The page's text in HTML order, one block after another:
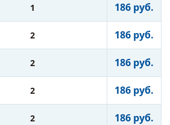
1 186 руб.
2 186 руб.
2 186 руб.
2 186 руб.
2 186 руб.